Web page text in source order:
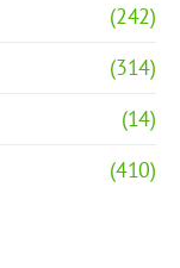
(242)
(314)
(14)
(410)